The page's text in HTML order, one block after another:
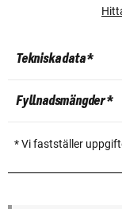
Tekniska data *
Fyllnadsmängder *
* Vi fastställer